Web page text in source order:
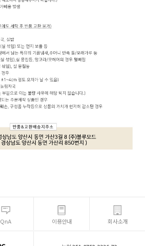
QnA 이용안내 회사소개